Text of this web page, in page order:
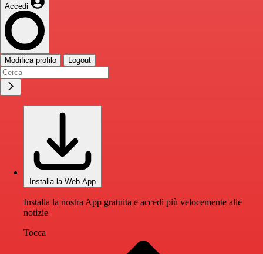
Accedi
Modifica profilo Logout
Installa la Web App
Installa la nostra App gratuita e accedi più velocemente alle
notizie
Tocca